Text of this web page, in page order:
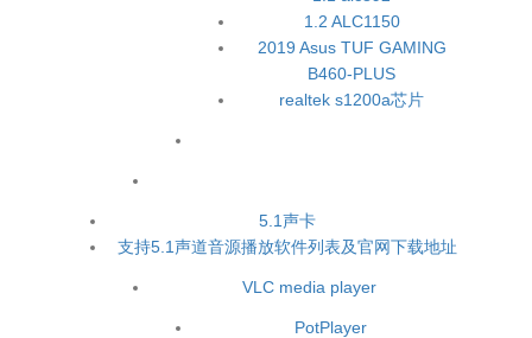
1.2 ALC1150
2019 Asus TUF GAMING
B460-PLUS
realtek s1200a芯片
5.1声卡
支持5.1声道音源播放软件列表及官网下载地址
VLC media player
PotPlayer